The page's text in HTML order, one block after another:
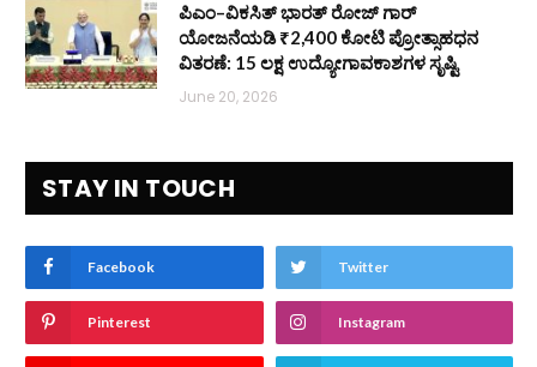
ಪಿಎಂ–ವಿಕಸಿತ್ ಭಾರತ್ ರೋಜ್‌ ಗಾರ್
ಯೋಜನೆಯಡಿ ₹2,400 ಕೋಟಿ ಪ್ರೋತ್ಸಾಹಧನ
ವಿತರಣೆ: 15 ಲಕ್ಷ ಉದ್ಯೋಗಾವಕಾಶಗಳ ಸೃಷ್ಟಿ
June 20, 2026
STAY IN TOUCH
Facebook Twitter
Pinterest Instagram